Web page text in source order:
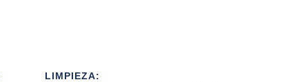
LIMPIEZA: